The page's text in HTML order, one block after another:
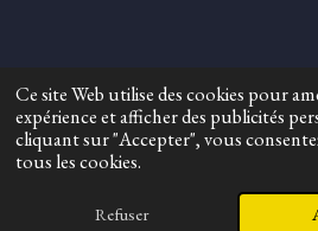
Ce site Web utilise des cookies pour
expérience et afficher des publicités
cliquant sur "Accepter", vous
tous les cookies.
Refuser